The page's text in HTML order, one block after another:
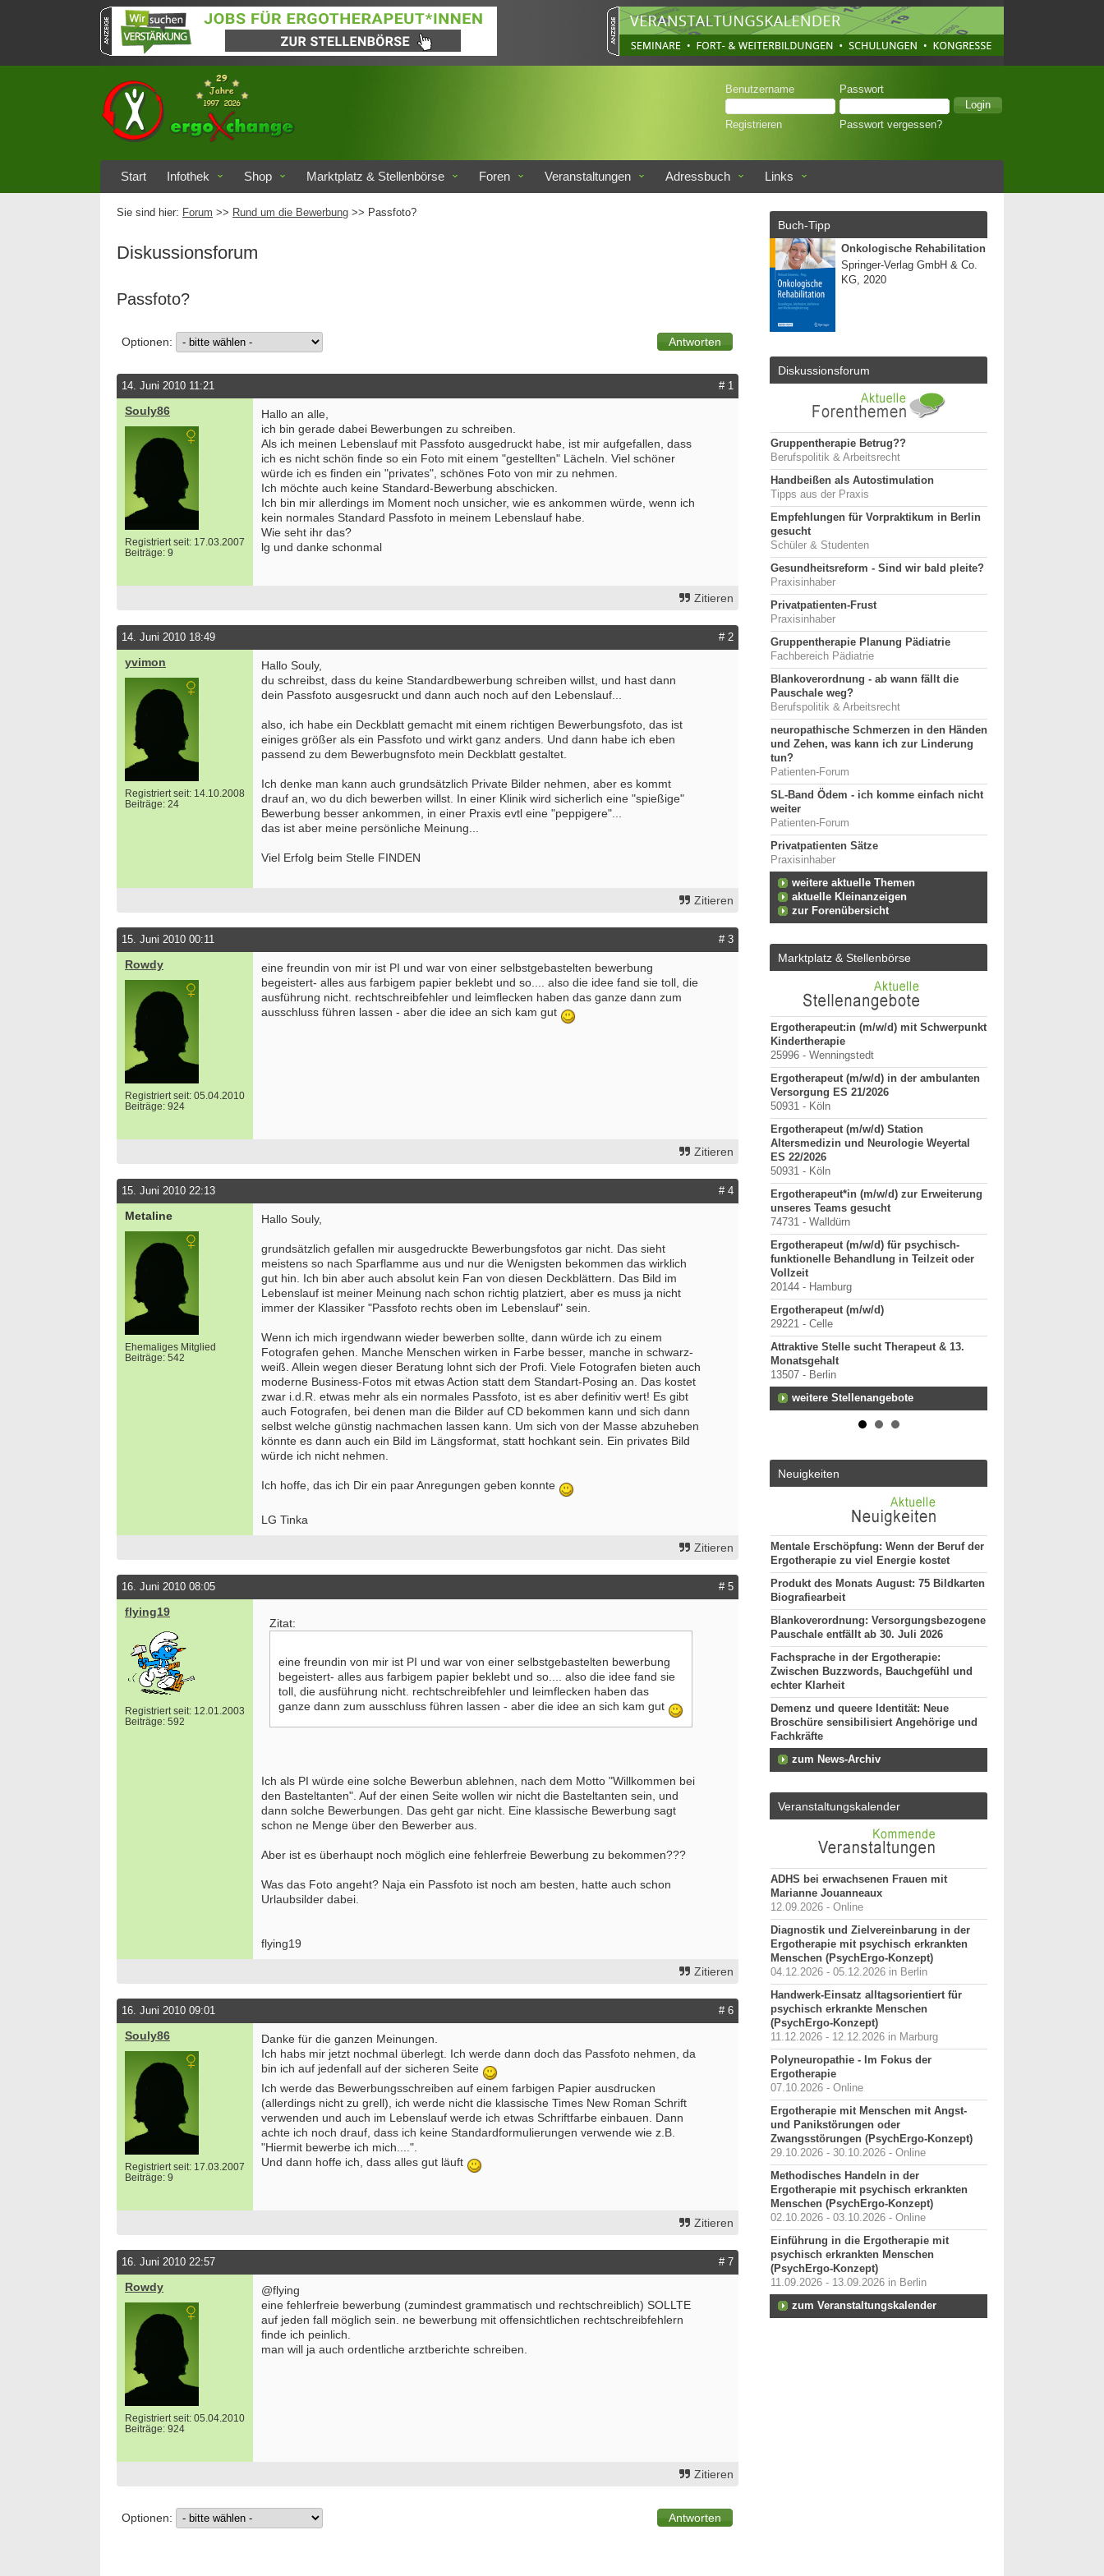
Benutzername Passwort
Registrieren Passwort vergessen?
Start Infothek Shop Marktplatz & Stellenbörse Foren Veranstaltungen Adressbuch Links
Sie sind hier: Forum >> Rund um die Bewerbung >> Passfoto?
Diskussionsforum
Passfoto?
Optionen:
14. Juni 2010 11:21 # 1
Souly86
Registriert seit: 17.03.2007
Beiträge: 9
Hallo an alle,
ich bin gerade dabei Bewerbungen zu schreiben.
Als ich meinen Lebenslauf mit Passfoto ausgedruckt habe, ist mir aufgefallen, dass
ich es nicht schön finde so ein Foto mit einem "gestellten" Lächeln. Viel schöner
würde ich es finden ein "privates", schönes Foto von mir zu nehmen.
Ich möchte auch keine Standard-Bewerbung abschicken.
Ich bin mir allerdings im Moment noch unsicher, wie es ankommen würde, wenn ich
kein normales Standard Passfoto in meinem Lebenslauf habe.
Wie seht ihr das?
lg und danke schonmal
Zitieren
14. Juni 2010 18:49 # 2
yvimon
Registriert seit: 14.10.2008
Beiträge: 24
Hallo Souly,
du schreibst, dass du keine Standardbewerbung schreiben willst, und hast dann
dein Passfoto ausgesruckt und dann auch noch auf den Lebenslauf...
also, ich habe ein Deckblatt gemacht mit einem richtigen Bewerbungsfoto, das ist
einiges größer als ein Passfoto und wirkt ganz anders. Und dann habe ich eben
passend zu dem Bewerbugnsfoto mein Deckblatt gestaltet.
Ich denke man kann auch grundsätzlich Private Bilder nehmen, aber es kommt
drauf an, wo du dich bewerben willst. In einer Klinik wird sicherlich eine "spießige"
Bewerbung besser ankommen, in einer Praxis evtl eine "peppigere"...
das ist aber meine persönliche Meinung...
Viel Erfolg beim Stelle FINDEN
Zitieren
15. Juni 2010 00:11 # 3
Rowdy
Registriert seit: 05.04.2010
Beiträge: 924
eine freundin von mir ist PI und war von einer selbstgebastelten bewerbung
begeistert- alles aus farbigem papier beklebt und so.... also die idee fand sie toll, die
ausführung nicht. rechtschreibfehler und leimflecken haben das ganze dann zum
ausschluss führen lassen - aber die idee an sich kam gut
Zitieren
15. Juni 2010 22:13 # 4
Metaline
Ehemaliges Mitglied
Beiträge: 542
Hallo Souly,
grundsätzlich gefallen mir ausgedruckte Bewerbungsfotos gar nicht. Das sieht
meistens so nach Sparflamme aus und nur die Wenigsten bekommen das wirklich
gut hin. Ich bin aber auch absolut kein Fan von diesen Deckblättern. Das Bild im
Lebenslauf ist meiner Meinung nach schon richtig platziert, aber es muss ja nicht
immer der Klassiker "Passfoto rechts oben im Lebenslauf" sein.
Wenn ich mich irgendwann wieder bewerben sollte, dann würde ich zu einem
Fotografen gehen. Manche Menschen wirken in Farbe besser, manche in schwarz-
weiß. Allein wegen dieser Beratung lohnt sich der Profi. Viele Fotografen bieten auch
moderne Business-Fotos mit etwas Action statt dem Standart-Posing an. Das kostet
zwar i.d.R. etwas mehr als ein normales Passfoto, ist es aber definitiv wert! Es gibt
auch Fotografen, bei denen man die Bilder auf CD bekommen kann und sich dann
selbst welche günstig nachmachen lassen kann. Um sich von der Masse abzuheben
könnte es dann auch ein Bild im Längsformat, statt hochkant sein. Ein privates Bild
würde ich nicht nehmen.
Ich hoffe, das ich Dir ein paar Anregungen geben konnte
LG Tinka
Zitieren
16. Juni 2010 08:05 # 5
flying19
Registriert seit: 12.01.2003
Beiträge: 592
Zitat:
eine freundin von mir ist PI und war von einer selbstgebastelten bewerbung
begeistert- alles aus farbigem papier beklebt und so.... also die idee fand sie
toll, die ausführung nicht. rechtschreibfehler und leimflecken haben das
ganze dann zum ausschluss führen lassen - aber die idee an sich kam gut
Ich als PI würde eine solche Bewerbun ablehnen, nach dem Motto "Willkommen bei
den Basteltanten". Auf der einen Seite wollen wir nicht die Basteltanten sein, und
dann solche Bewerbungen. Das geht gar nicht. Eine klassische Bewerbung sagt
schon ne Menge über den Bewerber aus.
Aber ist es überhaupt noch möglich eine fehlerfreie Bewerbung zu bekommen???
Was das Foto angeht? Naja ein Passfoto ist noch am besten, hatte auch schon
Urlaubsilder dabei.
flying19
Zitieren
16. Juni 2010 09:01 # 6
Souly86
Registriert seit: 17.03.2007
Beiträge: 9
Danke für die ganzen Meinungen.
Ich habs mir jetzt nochmal überlegt. Ich werde dann doch das Passfoto nehmen, da
bin ich auf jedenfall auf der sicheren Seite
Ich werde das Bewerbungsschreiben auf einem farbigen Papier ausdrucken
(allerdings nicht zu grell), ich werde nicht die klassische Times New Roman Schrift
verwenden und auch im Lebenslauf werde ich etwas Schriftfarbe einbauen. Dann
achte ich noch drauf, dass ich keine Standardformulierungen verwende wie z.B.
"Hiermit bewerbe ich mich....".
Und dann hoffe ich, dass alles gut läuft
Zitieren
16. Juni 2010 22:57 # 7
Rowdy
Registriert seit: 05.04.2010
Beiträge: 924
@flying
eine fehlerfreie bewerbung (zumindest grammatisch und rechtschreiblich) SOLLTE
auf jeden fall möglich sein. ne bewerbung mit offensichtlichen rechtschreibfehlern
finde ich peinlich.
man will ja auch ordentliche arztberichte schreiben.
Zitieren
Optionen:
Buch-Tipp
Onkologische Rehabilitation
Springer-Verlag GmbH & Co.
KG, 2020
Diskussionsforum
Gruppentherapie Betrug??
Berufspolitik & Arbeitsrecht
Handbeißen als Autostimulation
Tipps aus der Praxis
Empfehlungen für Vorpraktikum in Berlin
gesucht
Schüler & Studenten
Gesundheitsreform - Sind wir bald pleite?
Praxisinhaber
Privatpatienten-Frust
Praxisinhaber
Gruppentherapie Planung Pädiatrie
Fachbereich Pädiatrie
Blankoverordnung - ab wann fällt die
Pauschale weg?
Berufspolitik & Arbeitsrecht
neuropathische Schmerzen in den Händen
und Zehen, was kann ich zur Linderung
tun?
Patienten-Forum
SL-Band Ödem - ich komme einfach nicht
weiter
Patienten-Forum
Privatpatienten Sätze
Praxisinhaber
weitere aktuelle Themen
aktuelle Kleinanzeigen
zur Forenübersicht
Marktplatz & Stellenbörse
Ergotherapeut:in (m/w/d) mit Schwerpunkt
Kindertherapie
25996 - Wenningstedt
Ergotherapeut (m/w/d) in der ambulanten
Versorgung ES 21/2026
50931 - Köln
Ergotherapeut (m/w/d) Station
Altersmedizin und Neurologie Weyertal
ES 22/2026
50931 - Köln
Ergotherapeut*in (m/w/d) zur Erweiterung
unseres Teams gesucht
74731 - Walldürn
Ergotherapeut (m/w/d) für psychisch-
funktionelle Behandlung in Teilzeit oder
Vollzeit
20144 - Hamburg
Ergotherapeut (m/w/d)
29221 - Celle
Attraktive Stelle sucht Therapeut & 13.
Monatsgehalt
13507 - Berlin
weitere Stellenangebote
Neuigkeiten
Mentale Erschöpfung: Wenn der Beruf der
Ergotherapie zu viel Energie kostet
Produkt des Monats August: 75 Bildkarten
Biografiearbeit
Blankoverordnung: Versorgungsbezogene
Pauschale entfällt ab 30. Juli 2026
Fachsprache in der Ergotherapie:
Zwischen Buzzwords, Bauchgefühl und
echter Klarheit
Demenz und queere Identität: Neue
Broschüre sensibilisiert Angehörige und
Fachkräfte
zum News-Archiv
Veranstaltungskalender
ADHS bei erwachsenen Frauen mit
Marianne Jouanneaux
12.09.2026 - Online
Diagnostik und Zielvereinbarung in der
Ergotherapie mit psychisch erkrankten
Menschen (PsychErgo-Konzept)
04.12.2026 - 05.12.2026 in Berlin
Handwerk-Einsatz alltagsorientiert für
psychisch erkrankte Menschen
(PsychErgo-Konzept)
11.12.2026 - 12.12.2026 in Marburg
Polyneuropathie - Im Fokus der
Ergotherapie
07.10.2026 - Online
Ergotherapie mit Menschen mit Angst-
und Panikstörungen oder
Zwangsstörungen (PsychErgo-Konzept)
29.10.2026 - 30.10.2026 - Online
Methodisches Handeln in der
Ergotherapie mit psychisch erkrankten
Menschen (PsychErgo-Konzept)
02.10.2026 - 03.10.2026 - Online
Einführung in die Ergotherapie mit
psychisch erkrankten Menschen
(PsychErgo-Konzept)
11.09.2026 - 13.09.2026 in Berlin
zum Veranstaltungskalender